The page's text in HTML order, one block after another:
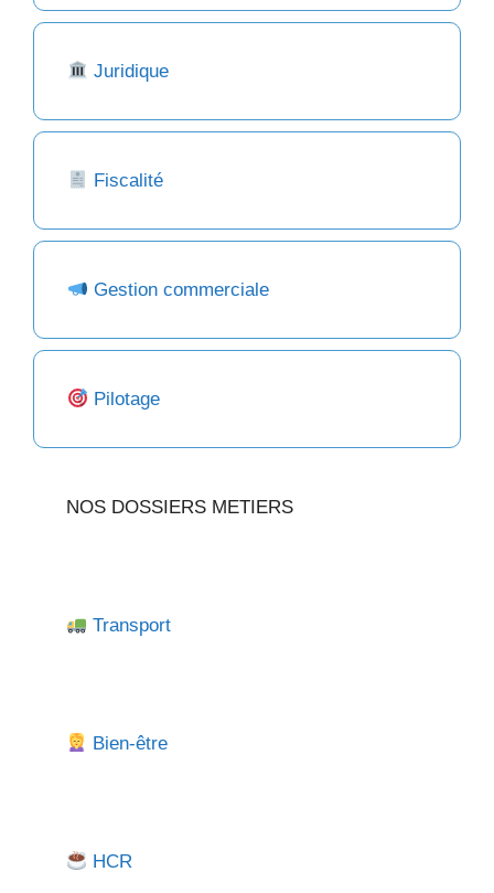
Juridique
Fiscalité
Gestion commerciale
Pilotage
NOS DOSSIERS METIERS
Transport
Bien-être
HCR